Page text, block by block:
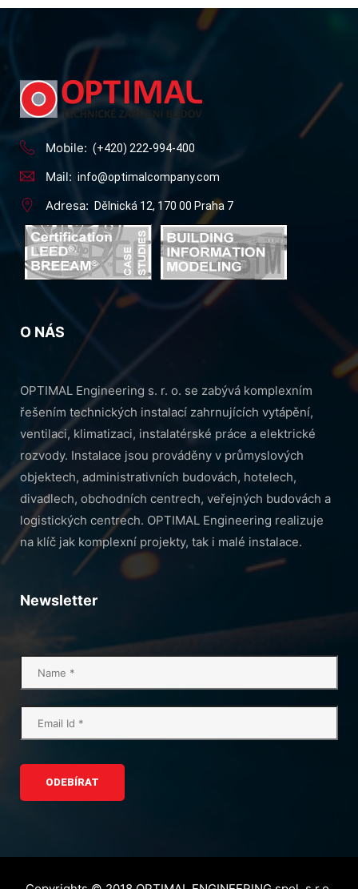
Mobile: (+420) 222-994-400
Mail: info@optimalcompany.com
Adresa: Dělnická 12, 170 00 Praha 7
O NÁS
OPTIMAL Engineering s. r. o. se zabývá komplexním
řešením technických instalací zahrnujících vytápění,
ventilaci, klimatizaci, instalatérské práce a elektrické
rozvody. Instalace jsou prováděny v průmyslových
objektech, administrativních budovách, hotelech,
divadlech, obchodních centrech, veřejných budovách a
logistických centrech. OPTIMAL Engineering realizuje
na klíč jak komplexní projekty, tak i malé instalace.
Newsletter
ODEBÍRAT